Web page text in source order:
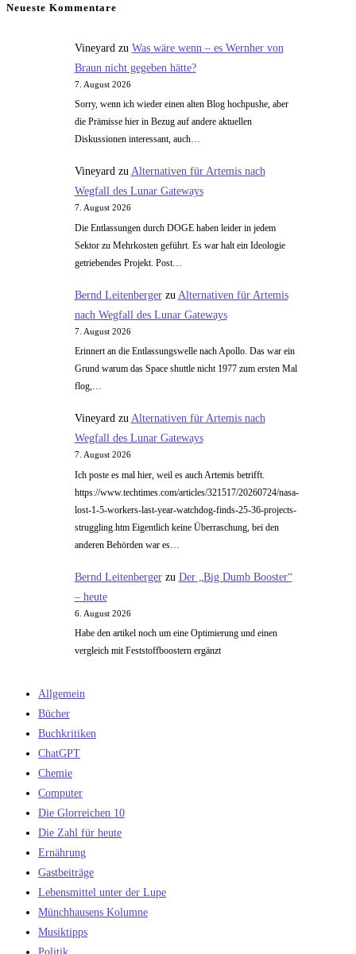
Neueste Kommentare
Vineyard zu Was wäre wenn – es Wernher von
Braun nicht gegeben hätte?
7. August 2026
Sorry, wenn ich wieder einen alten Blog hochpushe, aber
die Prämisse hier in Bezug auf andere aktuellen
Diskussionen interessant, auch…
Vineyardzu Alternativen für Artemis nach
Wegfall des Lunar Gateways
7. August 2026
Die Entlassungen durch DOGE haben leider in jedem
Sektor zu Mehrkosten geführt. Es war halt ein Ideologie
getriebendes Projekt. Post…
Bernd Leitenbergerzu Alternativen für Artemis
nach Wegfall des Lunar Gateways
7. August 2026
Erinnert an die Entlassungswelle nach Apollo. Das war ein
Grund warum das Space shuttle nicht 1977 zum ersten Mal
flog,…
Vineyardzu Alternativen für Artemis nach
Wegfall des Lunar Gateways
7. August 2026
Ich poste es mal hier, weil es auch Artemis betrifft.
https://www.techtimes.com/articles/321517/20260724/nasa-
lost-1-5-workers-last-year-watchdog-finds-25-36-projects-
struggling.htm Eigentlich keine Überraschung, bei den
anderen Behörden war es…
Bernd Leitenbergerzu Der „Big Dumb Booster“
– heute
6. August 2026
Habe den artikel noch um eine Optimierung und einen
vergleich mit Feststoffboostern ergänzt
Allgemein
Bücher
Buchkritiken
ChatGPT
Chemie
Computer
Die Glorreichen 10
Die Zahl für heute
Ernährung
Gastbeiträge
Lebensmittel unter der Lupe
Münchhausens Kolumne
Musiktipps